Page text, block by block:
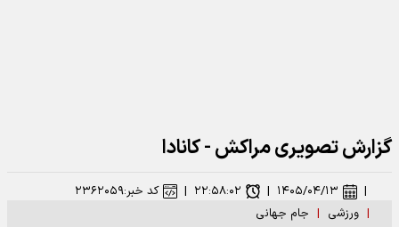
گزارش تصویری مراکش - کانادا
| ورزشی | جام جهانی
| ۱۴۰۵/۰۴/۱۳ | ۲۲:۵۸:۰۲ | کد خبر:۲۳۶۲۰۵۹